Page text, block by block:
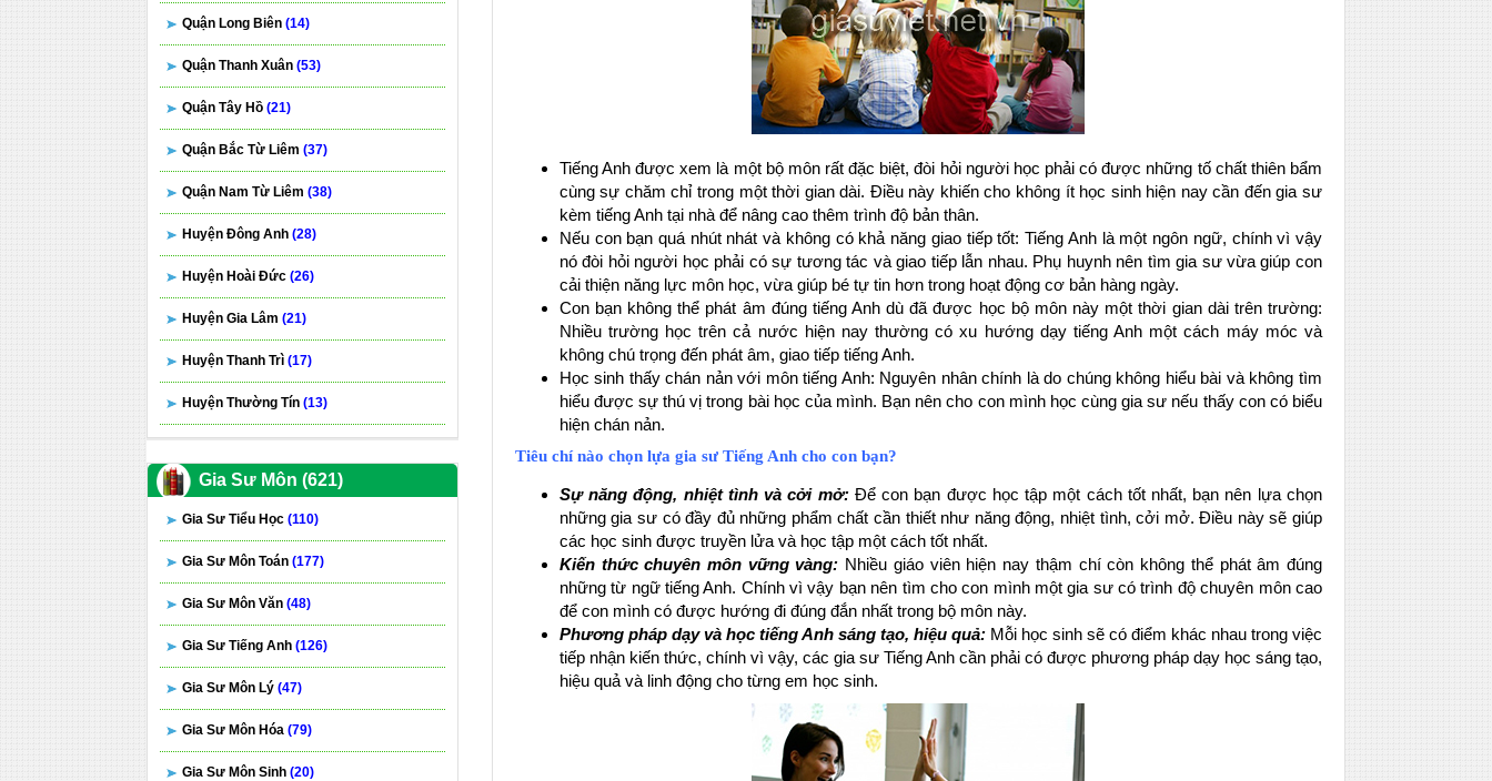
Tiếng Anh được xem là một bộ môn rất đặc biệt, đòi hỏi người học phải có được những tố chất thiên bẩm
cùng sự chăm chỉ trong một thời gian dài. Điều này khiến cho không ít học sinh hiện nay cần đến gia sư
kèm tiếng Anh tại nhà để nâng cao thêm trình độ bản thân.
Nếu con bạn quá nhút nhát và không có khả năng giao tiếp tốt: Tiếng Anh là một ngôn ngữ, chính vì vậy
nó đòi hỏi người học phải có sự tương tác và giao tiếp lẫn nhau. Phụ huynh nên tìm gia sư vừa giúp con
cải thiện năng lực môn học, vừa giúp bé tự tin hơn trong hoạt động cơ bản hàng ngày.
Con bạn không thể phát âm đúng tiếng Anh dù đã được học bộ môn này một thời gian dài trên trường:
Nhiều trường học trên cả nước hiện nay thường có xu hướng dạy tiếng Anh một cách máy móc và
không chú trọng đến phát âm, giao tiếp tiếng Anh.
Học sinh thấy chán nản với môn tiếng Anh: Nguyên nhân chính là do chúng không hiểu bài và không tìm
hiểu được sự thú vị trong bài học của mình. Bạn nên cho con mình học cùng gia sư nếu thấy con có biểu
hiện chán nản.
Tiêu chí nào chọn lựa gia sư Tiếng Anh cho con bạn?
Sự năng động, nhiệt tình và cởi mở:Để con bạn được học tập một cách tốt nhất, bạn nên lựa chọn
những gia sư có đầy đủ những phẩm chất cần thiết như năng động, nhiệt tình, cởi mở. Điều này sẽ giúp
các học sinh được truyền lửa và học tập một cách tốt nhất.
Kiến thức chuyên môn vững vàng: Nhiều giáo viên hiện nay thậm chí còn không thể phát âm đúng
những từ ngữ tiếng Anh. Chính vì vậy bạn nên tìm cho con mình một gia sư có trình độ chuyên môn cao
để con mình có được hướng đi đúng đắn nhất trong bộ môn này.
Phương pháp dạy và học tiếng Anh sáng tạo, hiệu quả:Mỗi học sinh sẽ có điểm khác nhau trong việc
tiếp nhận kiến thức, chính vì vậy, các gia sư Tiếng Anh cần phải có được phương pháp dạy học sáng tạo,
hiệu quả và linh động cho từng em học sinh.
Quận Long Biên (14)
Quận Thanh Xuân (53)
Quận Tây Hồ (21)
Quận Bắc Từ Liêm (37)
Quận Nam Từ Liêm (38)
Huyện Đông Anh (28)
Huyện Hoài Đức (26)
Huyện Gia Lâm (21)
Huyện Thanh Trì (17)
Huyện Thường Tín (13)
Gia Sư Môn (621)
Gia Sư Tiểu Học (110)
Gia Sư Môn Toán (177)
Gia Sư Môn Văn (48)
Gia Sư Tiếng Anh (126)
Gia Sư Môn Lý (47)
Gia Sư Môn Hóa (79)
Gia Sư Môn Sinh (20)